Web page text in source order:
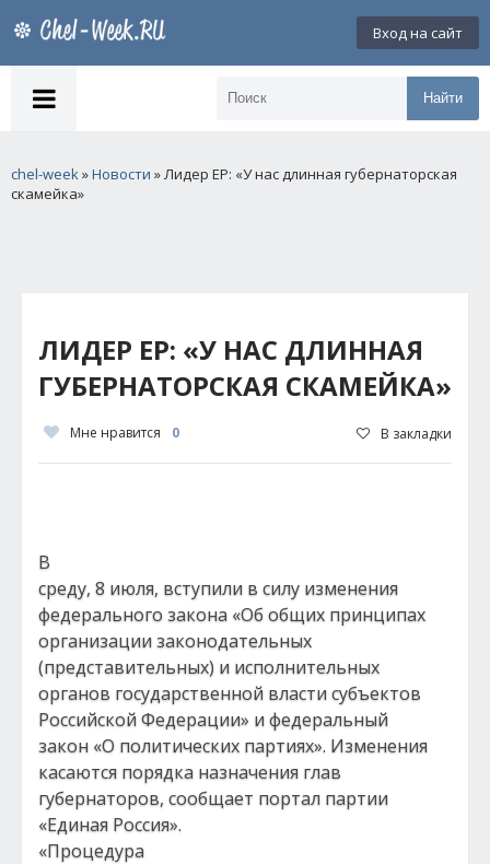
Вход на сайт
Найти
chel-week»Новости » Лидер ЕР: «У нас длинная губернаторская
скамейка»
ЛИДЕР ЕР: «У НАС ДЛИННАЯ
ГУБЕРНАТОРСКАЯ СКАМЕЙКА»
Мне нравится 0 В закладки
В
среду, 8 июля, вступили в силу изменения
федерального закона «Об общих принципах
организации законодательных
(представительных) и исполнительных
органов государственной власти субъектов
Российской Федерации» и федеральный
закон «О политических партиях». Изменения
касаются порядка назначения глав
губернаторов, сообщает портал партии
«Единая Россия».
«Процедура